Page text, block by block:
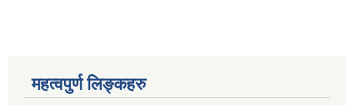
महत्वपुर्ण लिङ्कहरु